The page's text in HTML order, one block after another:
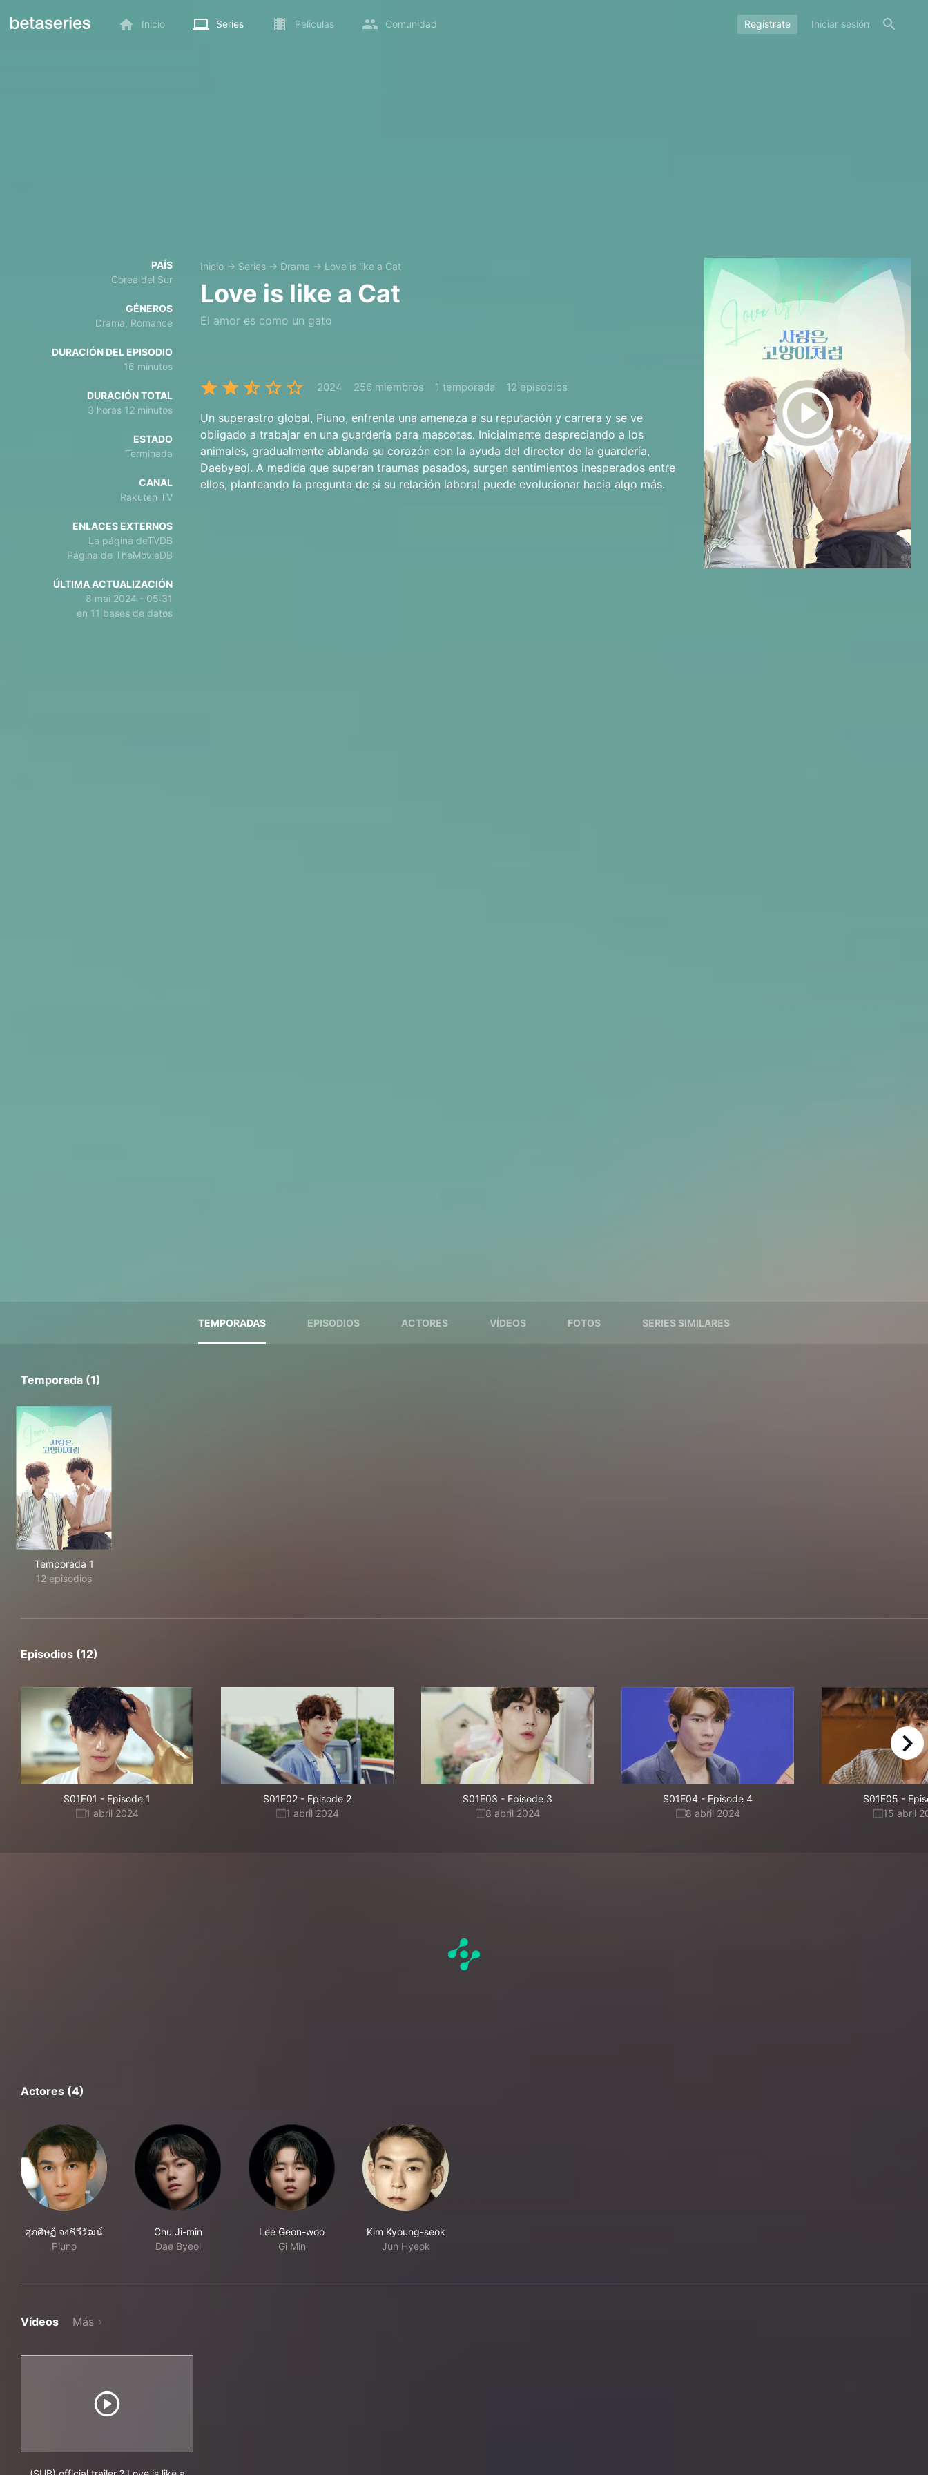
Inicio Series Películas Comunidad Regístrate Iniciar sesión
PAÍS
Corea del Sur
GÉNEROS
Drama, Romance
DURACIÓN DEL EPISODIO
16 minutos
DURACIÓN TOTAL
3 horas 12 minutos
ESTADO
Terminada
CANAL
Rakuten TV
ENLACES EXTERNOS
La página deTVDB
Página de TheMovieDB
ÚLTIMA ACTUALIZACIÓN
8 mai 2024 - 05:31
en 11 bases de datos
Inicio → Series → Drama → Love is like a Cat
Love is like a Cat
El amor es como un gato
2024 256 miembros 1 temporada 12 episodios
Un superastro global, Piuno, enfrenta una amenaza a su reputación y carrera y se ve
obligado a trabajar en una guardería para mascotas. Inicialmente despreciando a los
animales, gradualmente ablanda su corazón con la ayuda del director de la guardería,
Daebyeol. A medida que superan traumas pasados, surgen sentimientos inesperados entre
ellos, planteando la pregunta de si su relación laboral puede evolucionar hacia algo más.
TEMPORADAS EPISODIOS ACTORES VÍDEOS FOTOS SERIES SIMILARES
Temporada (1)
Temporada 1
12 episodios
Episodios (12)
S01E01 - Episode 1
1 abril 2024
S01E02 - Episode 2
1 abril 2024
S01E03 - Episode 3
8 abril 2024
S01E04 - Episode 4
8 abril 2024
S01E05 -
15 abril
right
Actores (4)
ศุภศิษฏ์ จงชีวีวัฒน์
Piuno
Chu Ji-min
Dae Byeol
Lee Geon-woo
Gi Min
Kim Kyoung-seok
Jun Hyeok
Vídeos Más